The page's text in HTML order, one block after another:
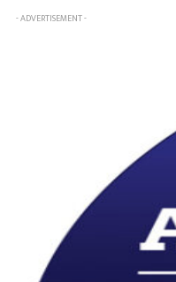
- ADVERTISEMENT -